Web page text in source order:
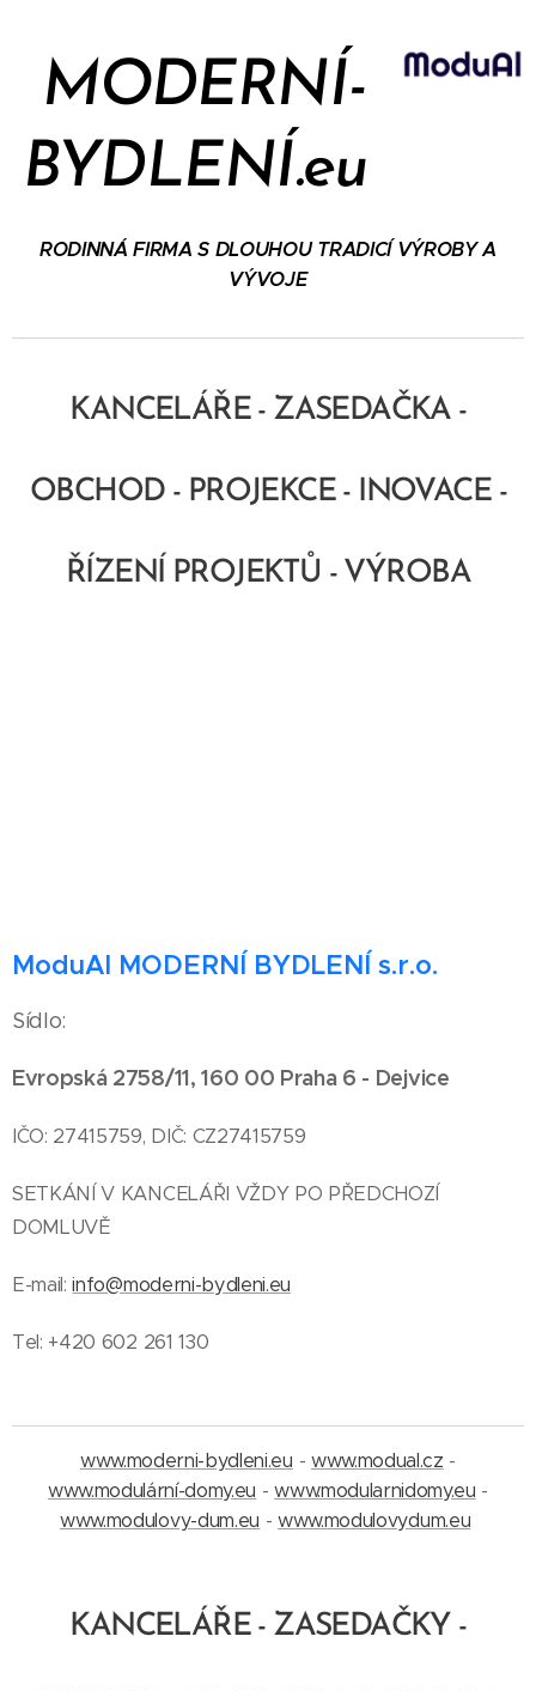
MODERNÍ-
BYDLENÍ.eu
RODINNÁ FIRMA S DLOUHOU TRADICÍ VÝROBY A
VÝVOJE
KANCELÁŘE - ZASEDAČKA -
OBCHOD - PROJEKCE - INOVACE -
ŘÍZENÍ PROJEKTŮ - VÝROBA
ModuAl MODERNÍ BYDLENÍ s.r.o.
Sídlo:
Evropská 2758/11, 160 00 Praha 6 - Dejvice
IČO: 27415759, DIČ: CZ27415759
SETKÁNÍ V KANCELÁŘI VŽDY PO PŘEDCHOZÍ
DOMLUVĚ
E-mail:info@moderni-bydleni.eu
Tel: +420 602 261 130
www.moderni-bydleni.eu - www.modual.cz -
www.modulární-domy.eu -www.modularnidomy.eu -
www.modulovy-dum.eu -www.modulovydum.eu
KANCELÁŘE - ZASEDAČKY -